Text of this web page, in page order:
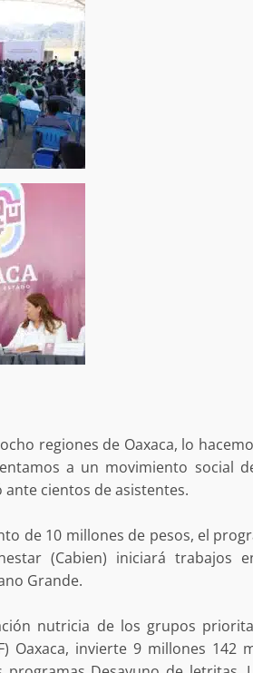
regiones de Oaxaca, lo
a un movimiento social
cientos de asistentes.
de 10 millones de pesos, el
(Cabien) iniciará trabajos
Grande.
nutricia de los grupos
Oaxaca, invierte 9 millones 142
la circulación vehicular a la
puente Templadera, San Pedro
Tapanatepec
20 julio 2026
Gabinete de Seguridad
aéreos en la Sierra Sur